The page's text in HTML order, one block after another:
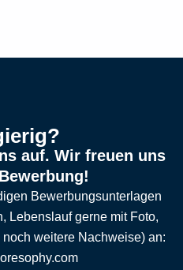
auf. Wir freuen uns
Bewerbungsunterlagen
Lebenslauf gerne mit Foto,
weitere Nachweise) an: